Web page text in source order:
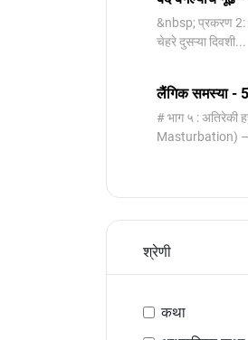
&nbsp; प्रकरण 2:
चेहरे दुसऱ्या दिवशी...
लैंगिक समस्या - 5
# भाग ५ :
Masturbation) –
श्रेणी
कथा